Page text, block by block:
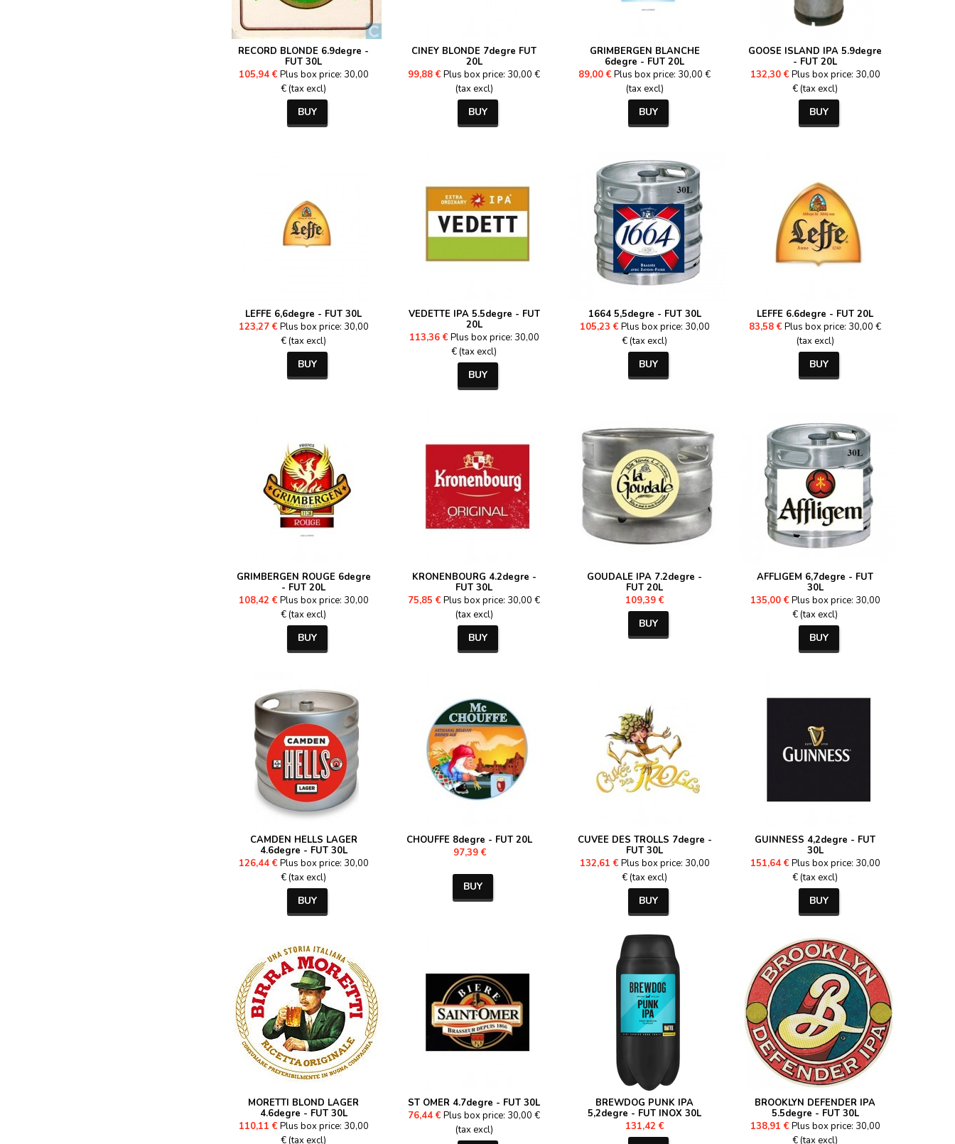
RECORD BLONDE 6.9degre -
FUT 30L
105,94 €Plus box price: 30,00
€ (tax excl)
BUY
CINEY BLONDE 7degre FUT
20L
99,88 €Plus box price: 30,00 €
(tax excl)
BUY
GRIMBERGEN BLANCHE
6degre - FUT 20L
89,00 €Plus box price: 30,00 €
(tax excl)
BUY
GOOSE ISLAND IPA 5.9degre
- FUT 20L
132,30 €Plus box price: 30,00
€ (tax excl)
BUY
LEFFE 6,6degre - FUT 30L
123,27 €Plus box price: 30,00
€ (tax excl)
BUY
VEDETTE IPA 5.5degre - FUT
20L
113,36 €Plus box price: 30,00
€ (tax excl)
BUY
1664 5,5degre - FUT 30L
105,23 €Plus box price: 30,00
€ (tax excl)
BUY
LEFFE 6.6degre - FUT 20L
83,58 €Plus box price: 30,00 €
(tax excl)
BUY
GRIMBERGEN ROUGE 6degre
- FUT 20L
108,42 €Plus box price: 30,00
€ (tax excl)
BUY
KRONENBOURG 4.2degre -
FUT 30L
75,85 €Plus box price: 30,00 €
(tax excl)
BUY
GOUDALE IPA 7.2degre -
FUT 20L
109,39 €
BUY
AFFLIGEM 6,7degre - FUT
30L
135,00 €Plus box price: 30,00
€ (tax excl)
BUY
CAMDEN HELLS LAGER
4.6degre - FUT 30L
126,44 €Plus box price: 30,00
€ (tax excl)
BUY
CHOUFFE 8degre - FUT 20L
97,39 €
BUY
CUVEE DES TROLLS 7degre -
FUT 30L
132,61 €Plus box price: 30,00
€ (tax excl)
BUY
GUINNESS 4,2degre - FUT
30L
151,64 €Plus box price: 30,00
€ (tax excl)
BUY
MORETTI BLOND LAGER
4.6degre - FUT 30L
110,11 €Plus box price: 30,00
€ (tax excl)
ST OMER 4.7degre - FUT 30L
76,44 €Plus box price: 30,00 €
(tax excl)
BREWDOG PUNK IPA
5,2degre - FUT INOX 30L
131,42 €
BROOKLYN DEFENDER IPA
5.5degre - FUT 30L
138,91 €Plus box price: 30,00
€ (tax excl)